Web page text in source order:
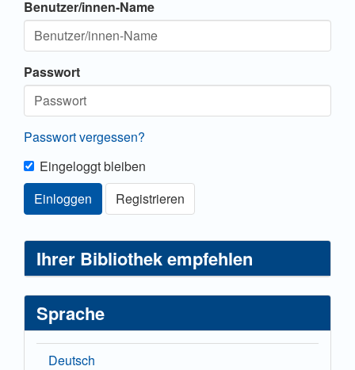
Benutzer/innen-Name
Passwort
Passwort vergessen?
Eingeloggt bleiben
Einloggen
Registrieren
Ihrer Bibliothek empfehlen
Sprache
Deutsch